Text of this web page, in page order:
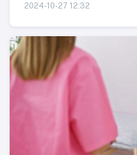
2024-10-27 12:32